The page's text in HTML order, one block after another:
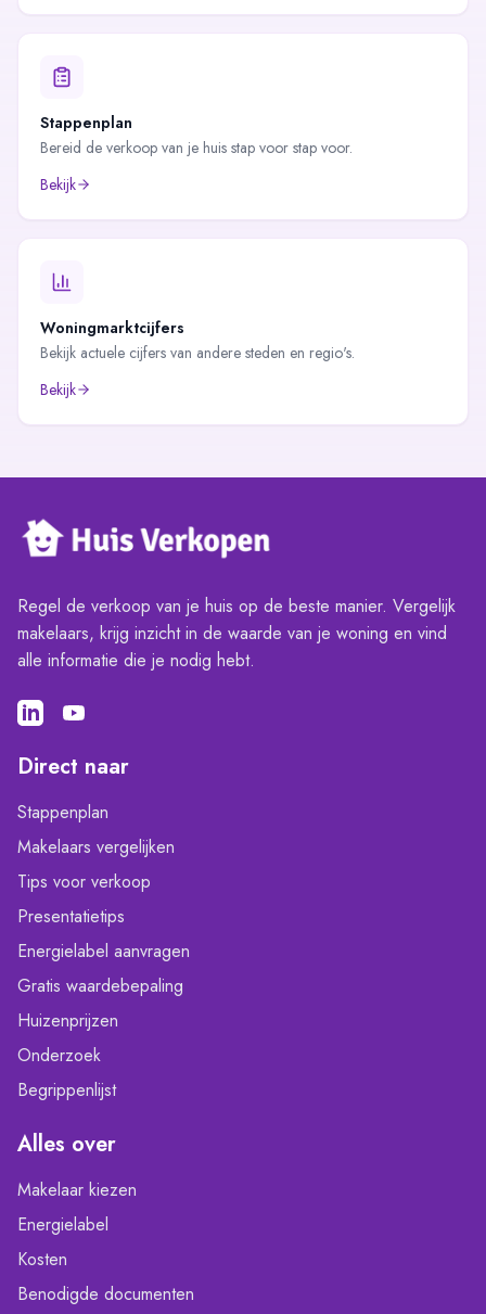
Stappenplan
Bereid de verkoop van je huis stap voor stap voor.
Bekijk
Woningmarktcijfers
Bekijk actuele cijfers van andere steden en regio's.
Bekijk
Regel de verkoop van je huis op de beste manier. Vergelijk
makelaars, krijg inzicht in de waarde van je woning en vind
alle informatie die je nodig hebt.
Direct naar
Stappenplan
Makelaars vergelijken
Tips voor verkoop
Presentatietips
Energielabel aanvragen
Gratis waardebepaling
Huizenprijzen
Onderzoek
Begrippenlijst
Alles over
Makelaar kiezen
Energielabel
Kosten
Benodigde documenten